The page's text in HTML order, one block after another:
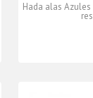
Hada alas